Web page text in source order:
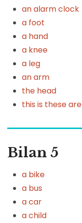
an alarm clock
a foot
a hand
a knee
a leg
an arm
the head
this is these are
Bilan 5
a bike
a bus
a car
a child